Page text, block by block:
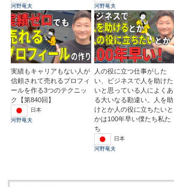
河野竜夫
河野竜夫
実績もキャリアもない人が
信頼されて売れるプロフィ
ールを作る3つのテクニッ
ク【第840回】
日本
河野竜夫
人の役に立つ仕事がした
い、ビジネスで人を助けた
いと思っている人によくあ
る大いなる勘違い。人を助
けとか人の役に立ちたいと
かは100年早い僕たち私た
ち
日本
河野竜夫